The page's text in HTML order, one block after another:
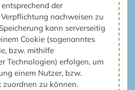
der
nachweisen zu
kann serverseitig
Cookie (sogenanntes
bzw. mithilfe
Technologien) erfolgen, um
einem Nutzer, bzw.
zuordnen zu können.